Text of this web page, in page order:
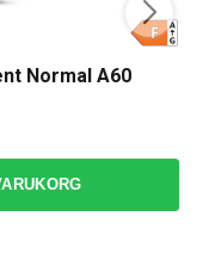
Normal A60